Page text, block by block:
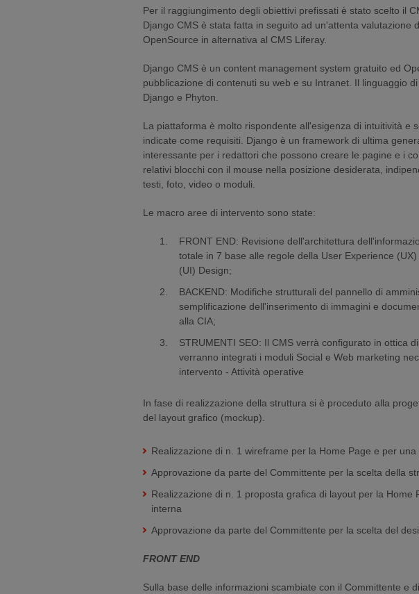
Per il raggiungimento degli obiettivi prefissati è stato scelto il
Django CMS è stata fatta in seguito ad un'attenta valutazione
OpenSource in alternativa al CMS Liferay.
Django CMS è un content management system gratuito ed
pubblicazione di contenuti su web e su Intranet. Il linguaggio
Django e Phyton.
La piattaforma è molto rispondente all'esigenza di intuitività e
indicate come requisiti. Django è un framework di ultima
interessante per i redattori che possono creare le pagine e i
relativi blocchi con il mouse nella posizione desiderata,
testi, foto, video o moduli.
Le macro aree di intervento sono state:
FRONT END: Revisione dell'architettura
totale in 7 base alle regole della User Experience
(UI) Design;
BACKEND: Modifiche strutturali del pannello di
semplificazione dell'inserimento di immagini e
alla CIA;
STRUMENTI SEO: Il CMS verrà configurato in ottica
verranno integrati i moduli Social e Web marketing
intervento - Attività operative
In fase di realizzazione della struttura si è proceduto alla
del layout grafico (mockup).
Realizzazione di n. 1 wireframe per la Home Page e per
Approvazione da parte del Committente per la scelta della
Realizzazione di n. 1 proposta grafica di layout per la Home
interna
Approvazione da parte del Committente per la scelta del
FRONT END
Sulla base delle informazioni scambiate con il Committente e